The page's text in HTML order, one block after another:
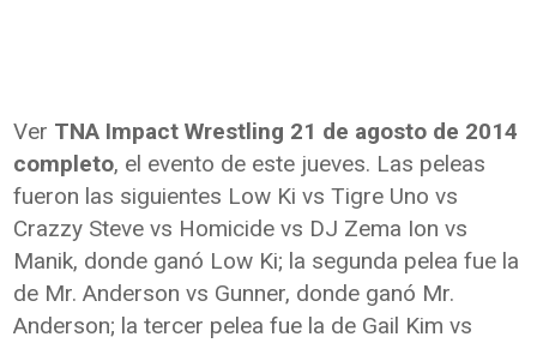
Ver TNA Impact Wrestling 21 de agosto de 2014
completo, el evento de este jueves. Las peleas
fueron las siguientes Low Ki vs Tigre Uno vs
Crazzy Steve vs Homicide vs DJ Zema Ion vs
Manik, donde ganó Low Ki; la segunda pelea fue la
de Mr. Anderson vs Gunner, donde ganó Mr.
Anderson; la tercer pelea fue la de Gail Kim vs